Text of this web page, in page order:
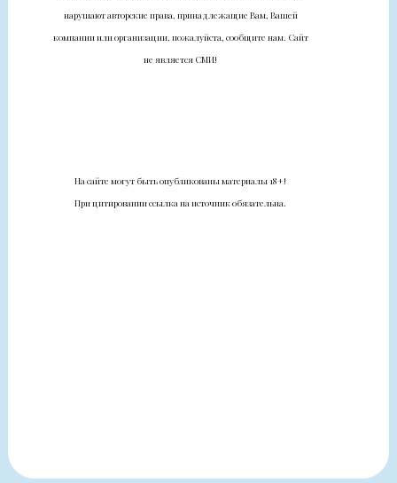
нарушают авторские права, принадлежащие Вам, Вашей
компании или организации, пожалуйста, сообщите нам. Сайт
не является СМИ!
На сайте могут быть опубликованы материалы 18+!
При цитировании ссылка на источник обязательна.